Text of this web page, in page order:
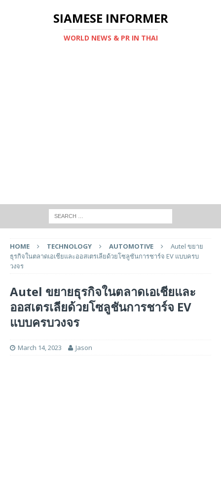
SIAMESE INFORMER
WORLD NEWS & PR IN THAI
HOME TECHNOLOGY AUTOMOTIVE
Autel ขยาย
ธุรกิจในตลาดเอเชียและออสเตรเลียด้วยโซลูชันการชาร์จ EV แบบครบ
วงจร
Autel ขยายธุรกิจในตลาดเอเชียและ
ออสเตรเลียด้วยโซลูชันการชาร์จ EV
แบบครบวงจร
March 14, 2023 Jason